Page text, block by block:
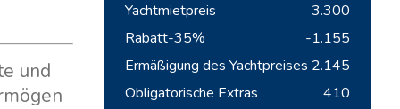
und
Yachtmietpreis
3.300
Rabatt-35%
-1.155
Ermäßigung des Yachtpreises 2.145
Obligatorische Extras
410